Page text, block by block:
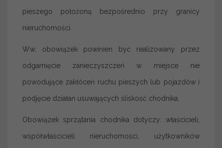
pieszego położoną bezpośrednio przy granicy
nieruchomości.
Ww. obowiązek powinien być realizowany przez
odgarnięcie zanieczyszczeń w miejsce nie
powodujące zakłóceń ruchu pieszych lub pojazdów i
podjęcie działań usuwających śliskość chodnika.
Obowiązek sprzątania chodnika dotyczy: właścicieli,
współwłaścicieli nieruchomości, użytkowników